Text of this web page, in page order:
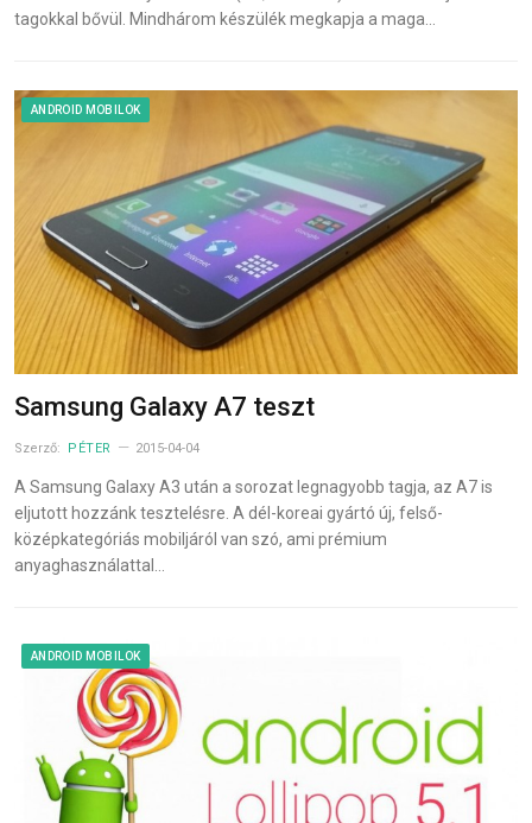
tagokkal bővül. Mindhárom készülék megkapja a maga…
ANDROID MOBILOK
Samsung Galaxy A7 teszt
Szerző: PÉTER 2015-04-04
A Samsung Galaxy A3 után a sorozat legnagyobb tagja, az A7 is
eljutott hozzánk tesztelésre. A dél-koreai gyártó új, felső-
középkategóriás mobiljáról van szó, ami prémium
anyaghasználattal…
ANDROID MOBILOK